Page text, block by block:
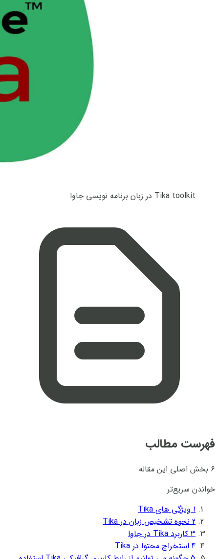
Tika toolkit در زبان برنامه نویسی جاوا
فهرست مطالب
6 بخش اصلی این مقاله
خواندن سریع‌تر
1 ویژگی های Tika
2 نحوه تشخیص زبان در Tika
3 کاربرد Tika در جاوا
4 استخراج محتوا در Tika